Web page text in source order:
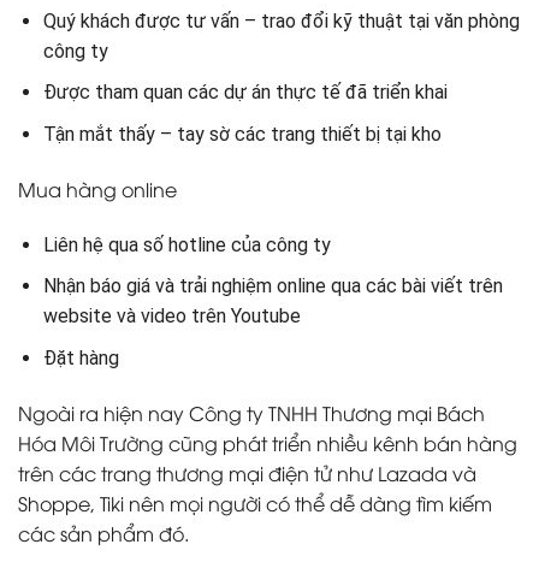
Quý khách được tư vấn – trao đổi kỹ thuật tại văn phòng
công ty
Được tham quan các dự án thực tế đã triển khai
Tận mắt thấy – tay sờ các trang thiết bị tại kho
Mua hàng online
Liên hệ qua số hotline của công ty
Nhận báo giá và trải nghiệm online qua các bài viết trên
website và video trên Youtube
Đặt hàng
Ngoài ra hiện nay Công ty TNHH Thương mại Bách
Hóa Môi Trường cũng phát triển nhiều kênh bán hàng
trên các trang thương mại điện tử như Lazada và
Shoppe, Tiki nên mọi người có thể dễ dàng tìm kiếm
các sản phẩm đó.